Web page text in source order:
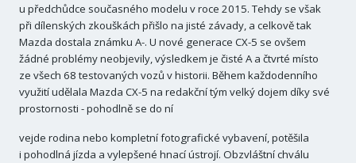
u předchůdce současného modelu v roce 2015. Tehdy se však
při dílenských zkouškách přišlo na jisté závady, a celkově tak
Mazda dostala známku A-. U nové generace CX-5 se ovšem
žádné problémy neobjevily, výsledkem je čisté A a čtvrté místo
ze všech 68 testovaných vozů v historii. Během každodenního
využití udělala Mazda CX-5 na redakční tým velký dojem díky své
prostornosti - pohodlně se do ní
vejde rodina nebo kompletní fotografické vybavení, potěšila
i pohodlná jízda a vylepšené hnací ústrojí. Obzvláštní chválu